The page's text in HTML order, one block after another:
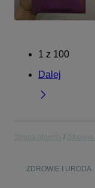
1 z 100
Dalej
ZDROWIE I URODA